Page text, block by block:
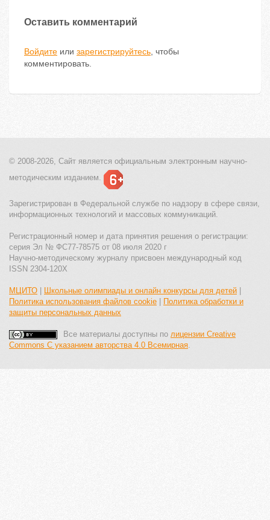
Оставить комментарий
Войдите или зарегистрируйтесь, чтобы
комментировать.
© 2008-2026, Сайт является официальным электронным научно-
методическим изданием.
Зарегистрирован в Федеральной службе по надзору в сфере связи,
информационных технологий и массовых коммуникаций.
Регистрационный номер и дата принятия решения о регистрации:
серия Эл № ФС77-78575 от 08 июля 2020 г
Научно-методическому журналу присвоен международный код
ISSN 2304-120X
МЦИТО Школьные олимпиады и онлайн конкурсы для детей
Политика использования файлов cookie
Политика обработки и
защиты персональных данных
Все материалы доступны по лицензии Creative
Commons С указанием авторства 4.0 Всемирная.